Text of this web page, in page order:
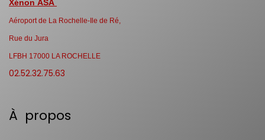
Xénon ASA
Aéroport de La Rochelle-Ile de Ré,
Rue du Jura
LFBH 17000 LA ROCHELLE
02.52.32.75.63
À propos